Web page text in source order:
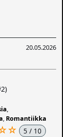
20.05.2026
Romantiikka
☆ 5 / 10